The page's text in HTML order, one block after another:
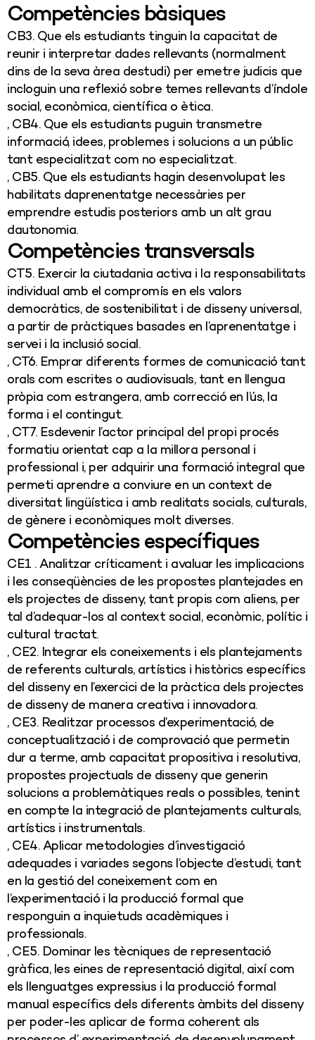
Competències bàsiques
CB3. Que els estudiants tinguin la capacitat de
reunir i interpretar dades rellevants (normalment
dins de la seva àrea destudi) per emetre judicis que
incloguin una reflexió sobre temes rellevants d’índole
social, econòmica, científica o ètica.
, CB4. Que els estudiants puguin transmetre
informació, idees, problemes i solucions a un públic
tant especialitzat com no especialitzat.
, CB5. Que els estudiants hagin desenvolupat les
habilitats daprenentatge necessàries per
emprendre estudis posteriors amb un alt grau
dautonomia.
Competències transversals
CT5. Exercir la ciutadania activa i la responsabilitats
individual amb el compromís en els valors
democràtics, de sostenibilitat i de disseny universal,
a partir de pràctiques basades en l’aprenentatge i
servei i la inclusió social.
, CT6. Emprar diferents formes de comunicació tant
orals com escrites o audiovisuals, tant en llengua
pròpia com estrangera, amb correcció en l’ús, la
forma i el contingut.
, CT7. Esdevenir l’actor principal del propi procés
formatiu orientat cap a la millora personal i
professional i, per adquirir una formació integral que
permeti aprendre a conviure en un context de
diversitat lingüística i amb realitats socials, culturals,
de gènere i econòmiques molt diverses.
Competències específiques
CE1 . Analitzar críticament i avaluar les implicacions
i les conseqüències de les propostes plantejades en
els projectes de disseny, tant propis com aliens, per
tal d’adequar-los al context social, econòmic, polític i
cultural tractat.
, CE2. Integrar els coneixements i els plantejaments
de referents culturals, artístics i històrics específics
del disseny en l’exercici de la pràctica dels projectes
de disseny de manera creativa i innovadora.
, CE3. Realitzar processos d’experimentació, de
conceptualització i de comprovació que permetin
dur a terme, amb capacitat propositiva i resolutiva,
propostes projectuals de disseny que generin
solucions a problemàtiques reals o possibles, tenint
en compte la integració de plantejaments culturals,
artístics i instrumentals.
, CE4. Aplicar metodologies d’investigació
adequades i variades segons l’objecte d’estudi, tant
en la gestió del coneixement com en
l’experimentació i la producció formal que
responguin a inquietuds acadèmiques i
professionals.
, CE5. Dominar les tècniques de representació
gràfica, les eines de representació digital, així com
els llenguatges expressius i la producció formal
manual específics dels diferents àmbits del disseny
per poder-les aplicar de forma coherent als